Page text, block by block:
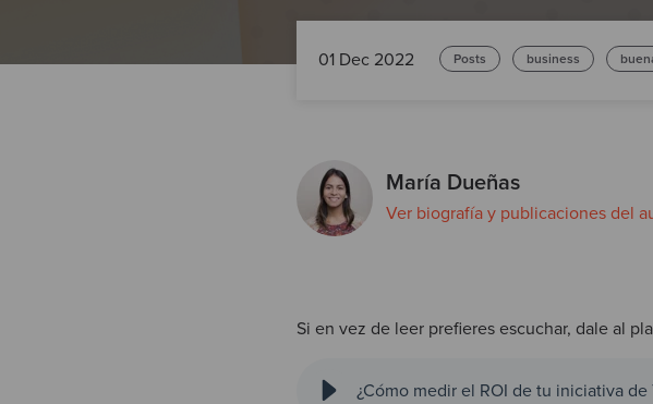
01 Dec 2022 Posts business
María Dueñas
Ver biografía y publicaciones del
Si en vez de leer prefieres escuchar, dale al
¿Cómo medir el ROI de tu iniciativa